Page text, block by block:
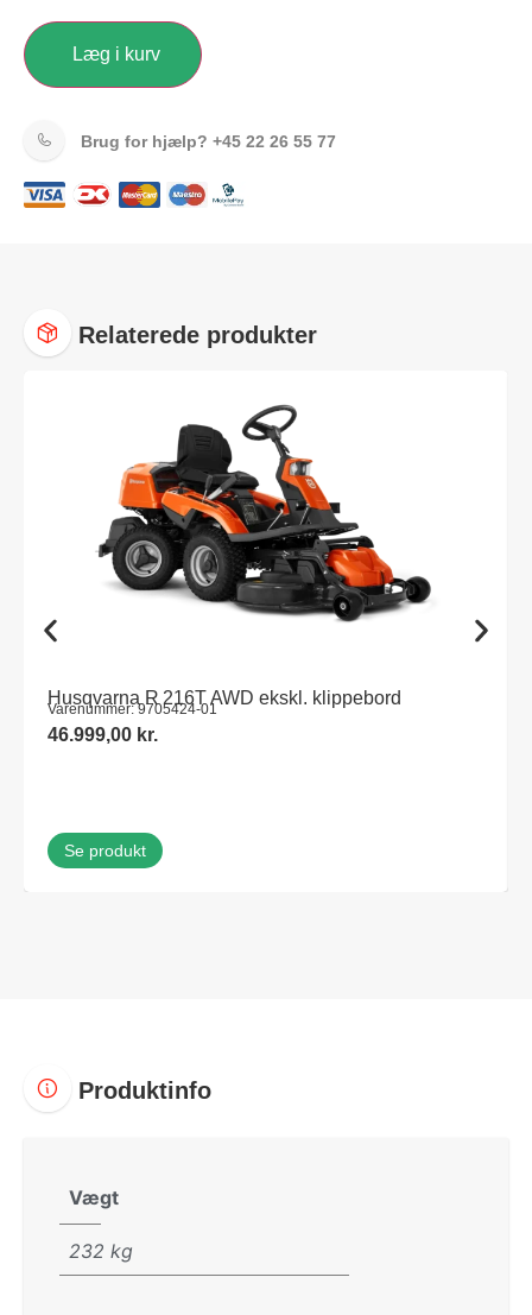
Læg i kurv
Brug for hjælp? +45 22 26 55 77
Relaterede produkter
Husqvarna R 216T AWD ekskl. klippebord
Varenummer: 9705424-01
46.999,00 kr.
Se produkt
Produktinfo
Vægt
232 kg